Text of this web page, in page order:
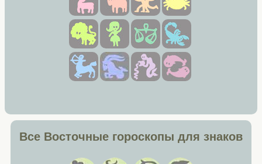
Все Восточные гороскопы для знаков